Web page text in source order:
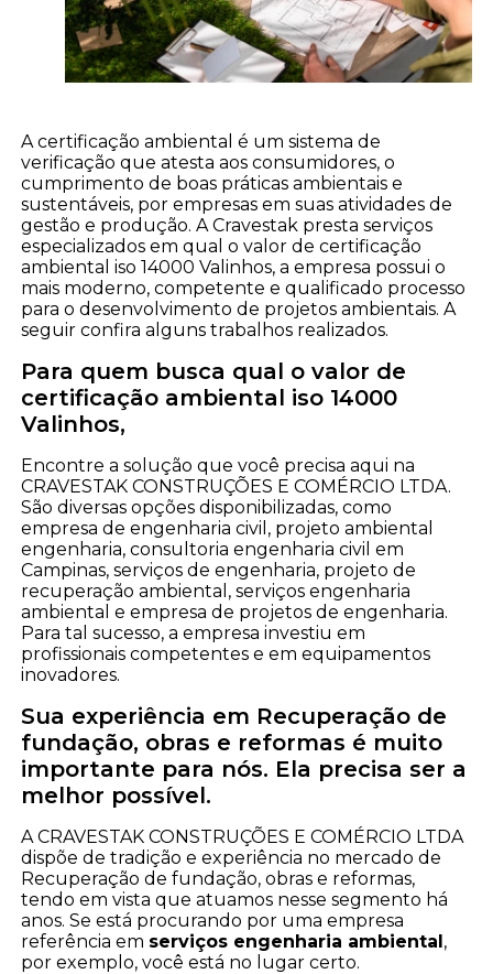
A certificação ambiental é um sistema de
verificação que atesta aos consumidores, o
cumprimento de boas práticas ambientais e
sustentáveis, por empresas em suas atividades de
gestão e produção. A Cravestak presta serviços
especializados em qual o valor de certificação
ambiental iso 14000 Valinhos, a empresa possui o
mais moderno, competente e qualificado processo
para o desenvolvimento de projetos ambientais. A
seguir confira alguns trabalhos realizados.
Para quem busca qual o valor de
certificação ambiental iso 14000
Valinhos,
Encontre a solução que você precisa aqui na
CRAVESTAK CONSTRUÇÕES E COMÉRCIO LTDA.
São diversas opções disponibilizadas, como
empresa de engenharia civil, projeto ambiental
engenharia, consultoria engenharia civil em
Campinas, serviços de engenharia, projeto de
recuperação ambiental, serviços engenharia
ambiental e empresa de projetos de engenharia.
Para tal sucesso, a empresa investiu em
profissionais competentes e em equipamentos
inovadores.
Sua experiência em Recuperação de
fundação, obras e reformas é muito
importante para nós. Ela precisa ser a
melhor possível.
A CRAVESTAK CONSTRUÇÕES E COMÉRCIO LTDA
dispõe de tradição e experiência no mercado de
Recuperação de fundação, obras e reformas,
tendo em vista que atuamos nesse segmento há
anos. Se está procurando por uma empresa
referência em serviços engenharia ambiental,
por exemplo, você está no lugar certo.